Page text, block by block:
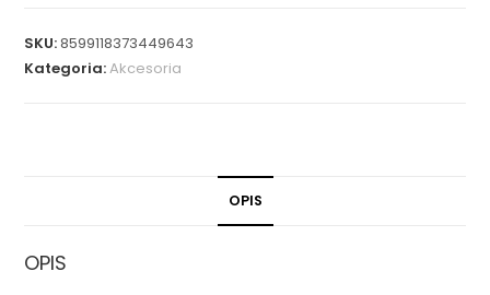
SKU:8599118373449643
Kategoria:Akcesoria
OPIS
OPIS